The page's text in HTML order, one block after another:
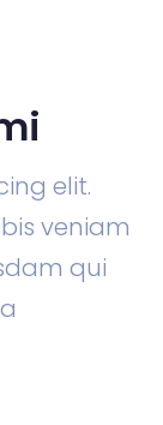
elit.
veniam
qui